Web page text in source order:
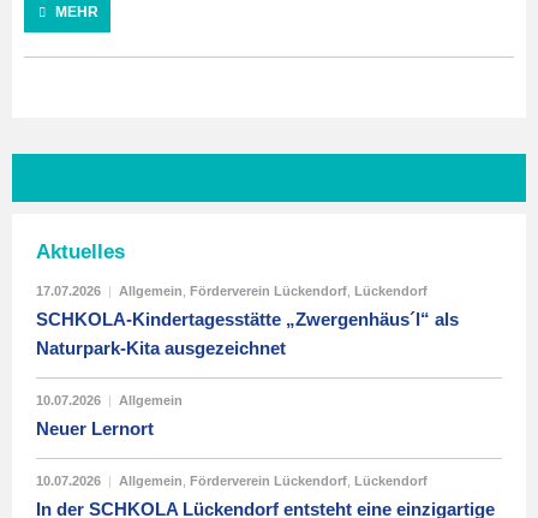
MEHR
Aktuelles
17.07.2026 | Allgemein Förderverein Lückendorf Lückendorf
SCHKOLA-Kindertagesstätte „Zwergenhäus´l“ als
Naturpark-Kita ausgezeichnet
10.07.2026 | Allgemein
Neuer Lernort
10.07.2026 | Allgemein Förderverein Lückendorf Lückendorf
In der SCHKOLA Lückendorf entsteht eine einzigartige